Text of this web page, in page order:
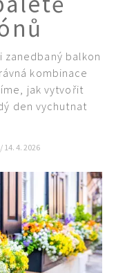
balkon
kombinace
jak vytvořit
den vychutnat
/ 14. 4. 2026